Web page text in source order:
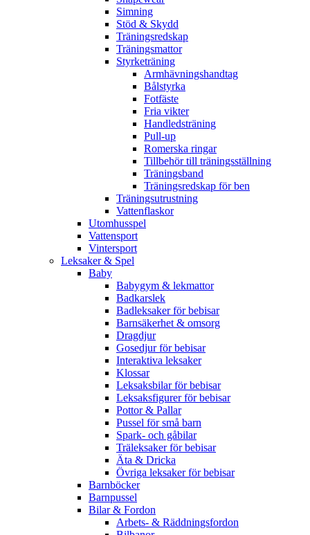
Simning
Stöd & Skydd
Träningsredskap
Träningsmattor
Styrketräning
Armhävningshandtag
Bålstyrka
Fotfäste
Fria vikter
Handledsträning
Pull-up
Romerska ringar
Tillbehör till träningsställning
Träningsband
Träningsredskap för ben
Träningsutrustning
Vattenflaskor
Utomhusspel
Vattensport
Vintersport
Leksaker & Spel
Baby
Babygym & lekmattor
Badkarslek
Badleksaker för bebisar
Barnsäkerhet & omsorg
Dragdjur
Gosedjur för bebisar
Interaktiva leksaker
Klossar
Leksaksbilar för bebisar
Leksaksfigurer för bebisar
Pottor & Pallar
Pussel för små barn
Spark- och gåbilar
Träleksaker för bebisar
Äta & Dricka
Övriga leksaker för bebisar
Barnböcker
Barnpussel
Bilar & Fordon
Arbets- & Räddningsfordon